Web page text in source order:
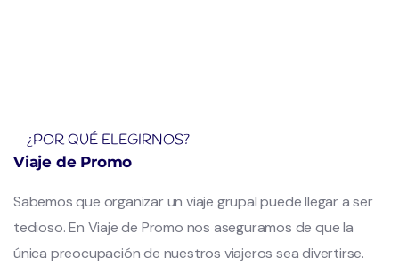
¿POR QUÉ ELEGIRNOS?
Viaje de Promo
Sabemos que organizar un viaje grupal puede llegar a ser
tedioso. En Viaje de Promo nos aseguramos de que la
única preocupación de nuestros viajeros sea divertirse.